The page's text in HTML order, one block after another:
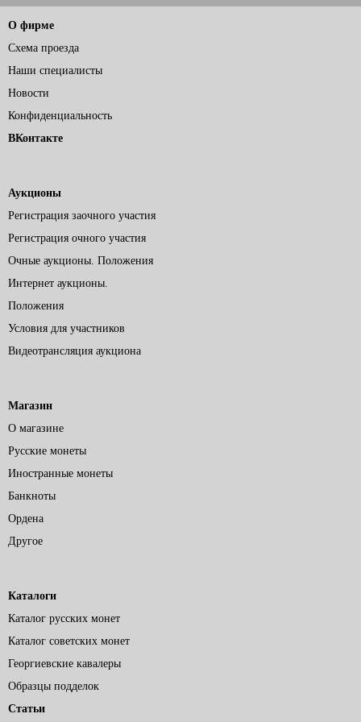
О фирме
Схема проезда
Наши специалисты
Новости
Конфиденциальность
ВКонтакте
Аукционы
Регистрация заочного участия
Регистрация очного участия
Очные аукционы. Положения
Интернет аукционы.
Положения
Условия для участников
Видеотрансляция аукциона
Магазин
О магазине
Русские монеты
Иностранные монеты
Банкноты
Ордена
Другое
Каталоги
Каталог русских монет
Каталог советских монет
Георгиевские кавалеры
Образцы подделок
Статьи